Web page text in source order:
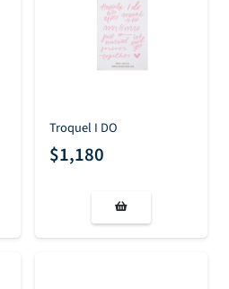
Troquel I DO
$1,180